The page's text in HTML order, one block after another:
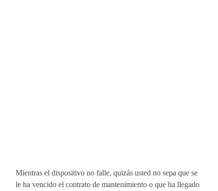
Mientras el dispositivo no falle, quizás usted no sepa que se
le ha vencido el contrato de mantenimiento o que ha llegado